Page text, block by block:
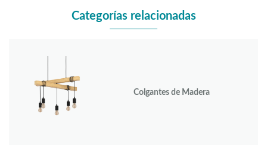
Categorías relacionadas
Colgantes de Madera